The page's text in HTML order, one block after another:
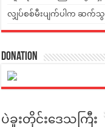
လျှပ်စစ်မီးပျက်ပါက ဆက်သွ
Donation
ပဲခူးတိုင်းဒေသကြီး